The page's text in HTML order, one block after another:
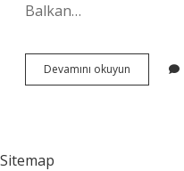
Balkan…
Devamını okuyun
Selanikten
Sitemap